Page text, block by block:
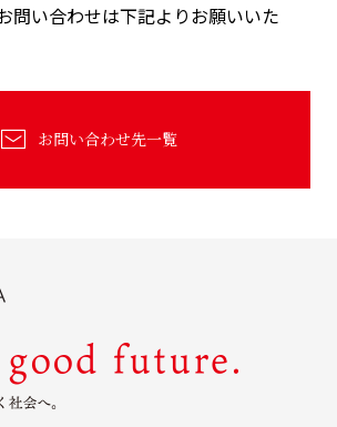
問い合わせは下記よりお願いいた
お問い合わせ先一覧